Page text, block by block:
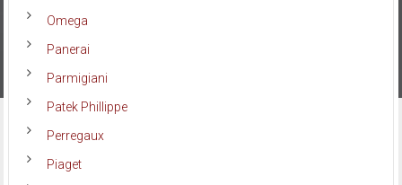
Omega
Panerai
Parmigiani
Patek Phillippe
Perregaux
Piaget